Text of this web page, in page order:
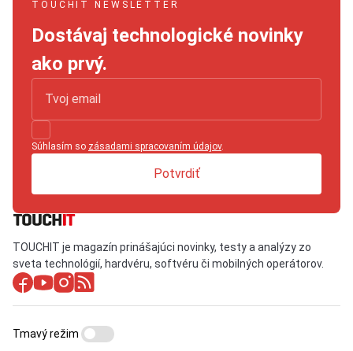
TOUCHIT NEWSLETTER
Dostávaj technologické novinky
ako prvý.
Súhlasím so zásadami spracovaním údajov.
Potvrdiť
TOUCHIT je magazín prinášajúci novinky, testy a analýzy zo
sveta technológií, hardvéru, softvéru či mobilných operátorov.
Tmavý režim